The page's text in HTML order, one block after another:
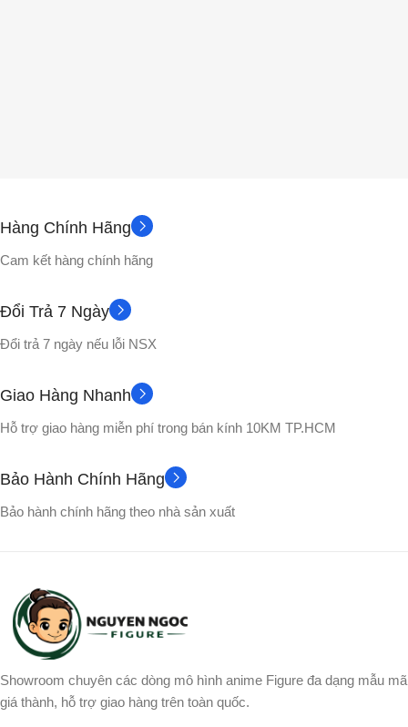
Hàng Chính Hãng
Cam kết hàng chính hãng
Đổi Trả 7 Ngày
Đổi trả 7 ngày nếu lỗi NSX
Giao Hàng Nhanh
Hỗ trợ giao hàng miễn phí trong bán kính 10KM TP.HCM
Bảo Hành Chính Hãng
Bảo hành chính hãng theo nhà sản xuất
Showroom chuyên các dòng mô hình anime Figure đa dạng mẫu mã
giá thành, hỗ trợ giao hàng trên toàn quốc.